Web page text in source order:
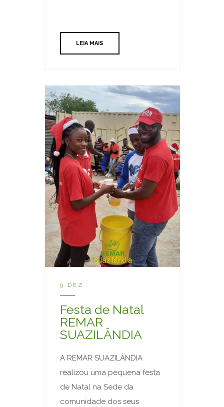
LEIA MAIS
9 DEZ
Festa de Natal
REMAR
SUAZILÂNDIA
A REMAR SUAZILÂNDIA
realizou uma pequena festa
de Natal na Sede da
comunidade dos seus